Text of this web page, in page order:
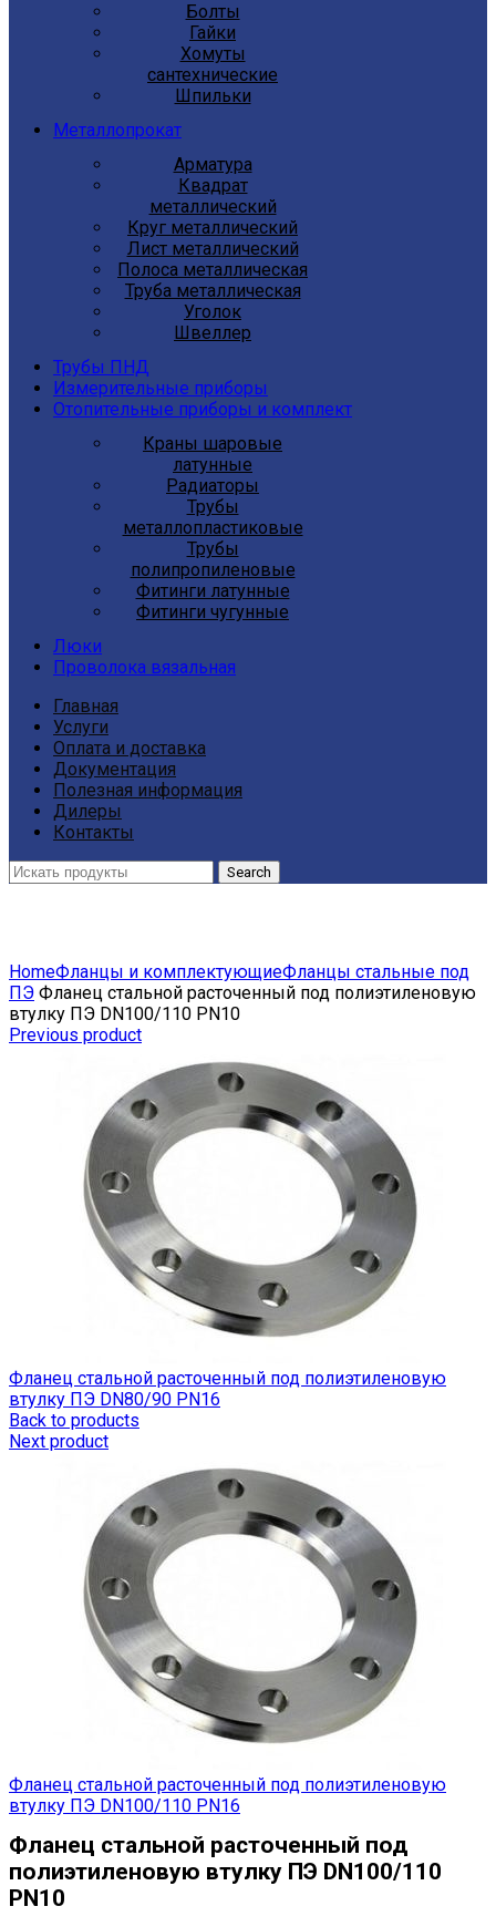
Болты
Гайки
Хомуты
сантехнические
Шпильки
Металлопрокат
Арматура
Квадрат
металлический
Круг металлический
Лист металлический
Полоса металлическая
Труба металлическая
Уголок
Швеллер
Трубы ПНД
Измерительные приборы
Отопительные приборы и комплект
Краны шаровые
латунные
Радиаторы
Трубы
металлопластиковые
Трубы
полипропиленовые
Фитинги латунные
Фитинги чугунные
Люки
Проволока вязальная
Главная
Услуги
Оплата и доставка
Документация
Полезная информация
Дилеры
Контакты
Search
HomeФланцы и комплектующиеФланцы стальные под
ПЭ Фланец стальной расточенный под полиэтиленовую
втулку ПЭ DN100/110 PN10
Previous product
Фланец стальной расточенный под полиэтиленовую
втулку ПЭ DN80/90 PN16
Back to products
Next product
Фланец стальной расточенный под полиэтиленовую
втулку ПЭ DN100/110 PN16
Фланец стальной расточенный под
полиэтиленовую втулку ПЭ DN100/110
PN10